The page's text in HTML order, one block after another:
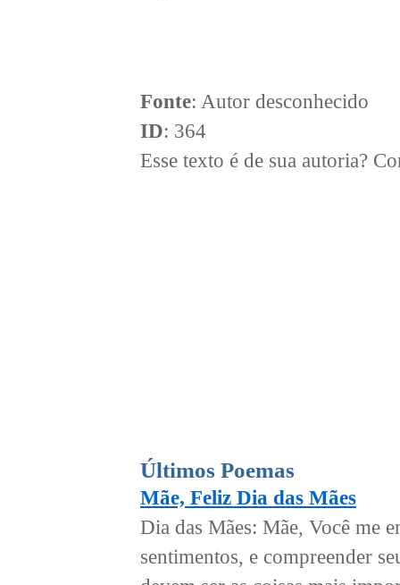
Fonte: Autor desconhecido
ID: 364
Esse texto é de sua autoria?
Últimos Poemas
Mãe, Feliz Dia das Mães
Dia das Mães: Mãe, Você me
sentimentos, e compreender